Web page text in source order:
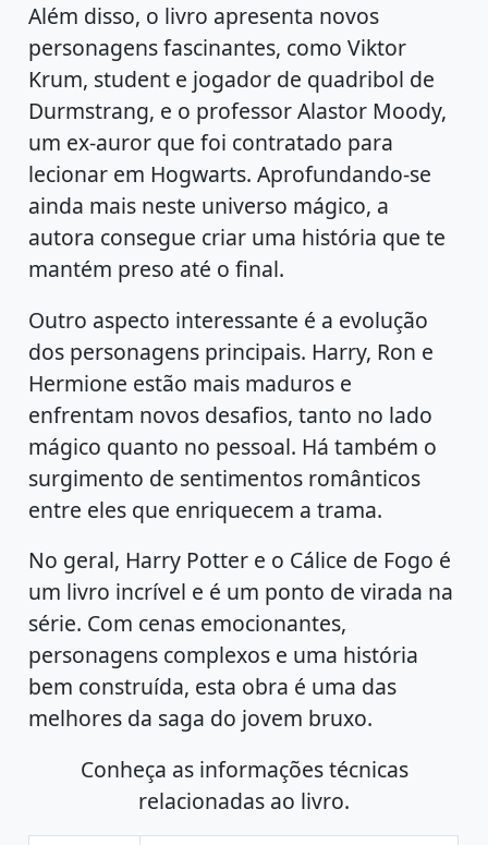
Além disso, o livro apresenta novos
personagens fascinantes, como Viktor
Krum, student e jogador de quadribol de
Durmstrang, e o professor Alastor Moody,
um ex-auror que foi contratado para
lecionar em Hogwarts. Aprofundando-se
ainda mais neste universo mágico, a
autora consegue criar uma história que te
mantém preso até o final.
Outro aspecto interessante é a evolução
dos personagens principais. Harry, Ron e
Hermione estão mais maduros e
enfrentam novos desafios, tanto no lado
mágico quanto no pessoal. Há também o
surgimento de sentimentos românticos
entre eles que enriquecem a trama.
No geral, Harry Potter e o Cálice de Fogo é
um livro incrível e é um ponto de virada na
série. Com cenas emocionantes,
personagens complexos e uma história
bem construída, esta obra é uma das
melhores da saga do jovem bruxo.
Conheça as informações técnicas
relacionadas ao livro.